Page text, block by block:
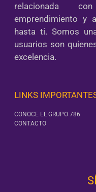
relacionada
emprendimiento y
hasta ti. Somos
usuarios son
excelencia.
LINKS
CONOCE EL GRUPO 786
CONTACTO